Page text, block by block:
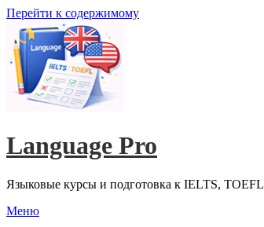
Перейти к содержимому
Language Pro
Языковые курсы и подготовка к IELTS, TOEFL
Меню